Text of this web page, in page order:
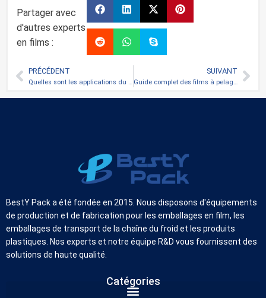
Partager avec
d'autres experts
en films :
PRÉCÉDENT SUIVANT
BestY Pack a été fondée en 2015. Nous disposons d'équipements
de production et de fabrication pour les emballages en film, les
emballages de transport de la chaîne du froid et les produits
plastiques. Nos experts et notre équipe R&D vous fournissent des
solutions de haute qualité.
Catégories